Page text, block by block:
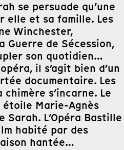
se persuade qu’une
elle et sa famille. Les
Winchester,
Guerre de Sécession,
son quotidien…
il s’agit bien d’un
documentaire. Les
s’incarne. Le
étoile Marie-Agnès
L’Opéra Bastille
habité par des
hantée…